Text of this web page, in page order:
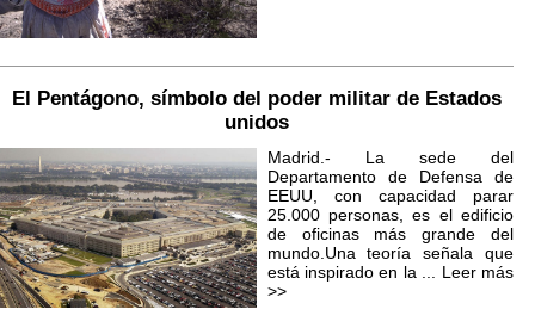
El Pentágono, símbolo del poder militar de Estados
unidos
Madrid.- La sede del
Departamento de Defensa de
EEUU, con capacidad parar
25.000 personas, es el edificio
de oficinas más grande del
mundo.Una teoría señala que
está inspirado en la ... Leer más
>>